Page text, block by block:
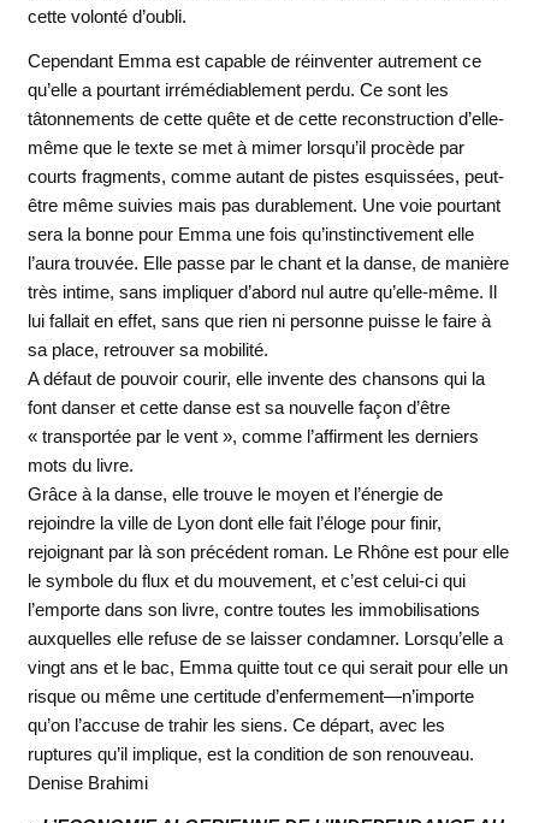
cette volonté d’oubli.
Cependant Emma est capable de réinventer autrement ce
qu’elle a pourtant irrémédiablement perdu. Ce sont les
tâtonnements de cette quête et de cette reconstruction d’elle-
même que le texte se met à mimer lorsqu’il procède par
courts fragments, comme autant de pistes esquissées, peut-
être même suivies mais pas durablement. Une voie pourtant
sera la bonne pour Emma une fois qu’instinctivement elle
l’aura trouvée. Elle passe par le chant et la danse, de manière
très intime, sans impliquer d’abord nul autre qu’elle-même. Il
lui fallait en effet, sans que rien ni personne puisse le faire à
sa place, retrouver sa mobilité.
A défaut de pouvoir courir, elle invente des chansons qui la
font danser et cette danse est sa nouvelle façon d’être
« transportée par le vent », comme l’affirment les derniers
mots du livre.
Grâce à la danse, elle trouve le moyen et l’énergie de
rejoindre la ville de Lyon dont elle fait l’éloge pour finir,
rejoignant par là son précédent roman. Le Rhône est pour elle
le symbole du flux et du mouvement, et c’est celui-ci qui
l’emporte dans son livre, contre toutes les immobilisations
auxquelles elle refuse de se laisser condamner. Lorsqu’elle a
vingt ans et le bac, Emma quitte tout ce qui serait pour elle un
risque ou même une certitude d’enfermement—n’importe
qu’on l’accuse de trahir les siens. Ce départ, avec les
ruptures qu’il implique, est la condition de son renouveau.
Denise Brahimi